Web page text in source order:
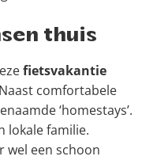
thuis
fietsvakantie
comfortabele
‘homestays’.
lokale familie.
wel een schoon